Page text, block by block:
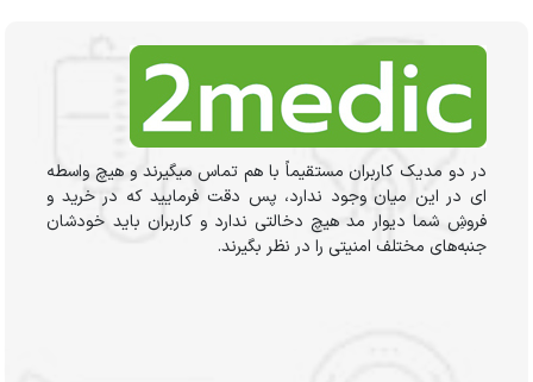
در دو مدیک کاربران مستقیماً با هم تماس میگیرند و هیچ واسطه
ای در این میان وجود ندارد، پس دقت فرمایید که در خرید و
فروشِ شما دیوار مد هیچ دخالتی ندارد و کاربران باید خودشان
جنبه‌های مختلف امنیتی را در نظر بگیرند.